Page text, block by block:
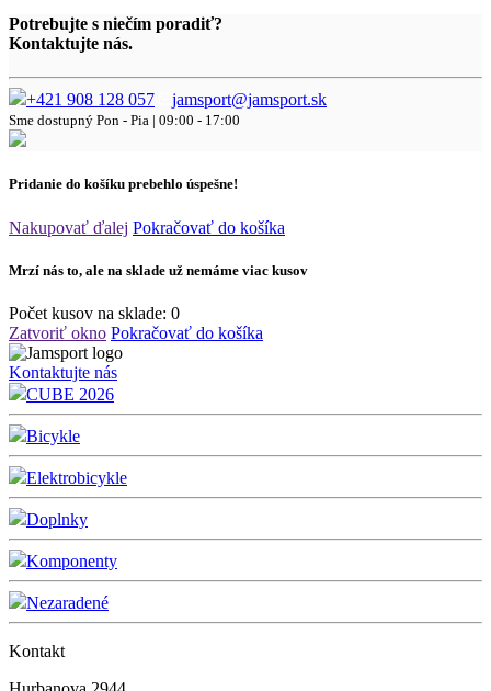
Potrebujte s niečím poradiť?
Kontaktujte nás.
+421 908 128 057 jamsport@jamsport.sk
Sme dostupný Pon - Pia | 09:00 - 17:00
Pridanie do košíku prebehlo úspešne!
Nakupovať ďalej Pokračovať do košíka
Mrzí nás to, ale na sklade už nemáme viac kusov
Počet kusov na sklade: 0
Zatvoriť okno Pokračovať do košíka
Kontaktujte nás
CUBE 2026
Bicykle
Elektrobicykle
Doplnky
Komponenty
Nezaradené
Kontakt